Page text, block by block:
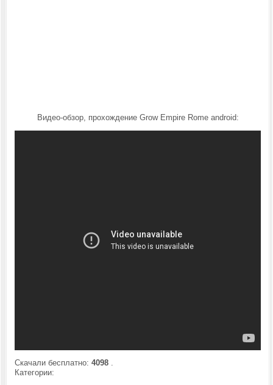
Видео-обзор, прохождение Grow Empire Rome android:
Скачали бесплатно: 4098.
Категории: